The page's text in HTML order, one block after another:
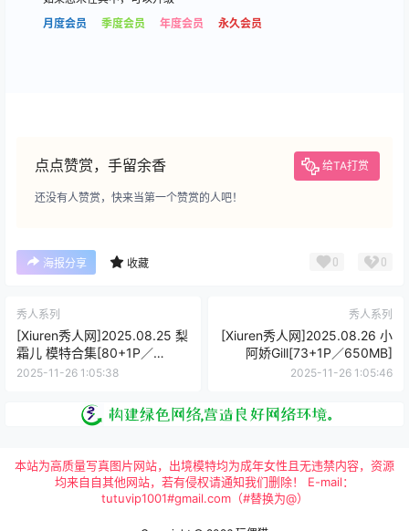
月度会员
季度会员 年度会员 永久会员
点点赞赏，手留余香 给TA打赏
还没有人赞赏，快来当第一个赞赏的人吧！
海报分享 收藏 0 0
秀人系列
[Xiuren秀人网]2025.08.25 梨
霜儿 模特合集[80+1P／
0.98GB]
2025-11-26 1:05:38
秀人系列
[Xiuren秀人网]2025.08.26 小
阿娇Gill[73+1P／650MB]
2025-11-26 1:05:46
本站为高质量写真图片网站，出境模特均为成年女性且无违禁内容，资源
均来自自其他网站，若有侵权请通知我们删除！ E-mail：
tutuvip1001#gmail.com（#替换为@）